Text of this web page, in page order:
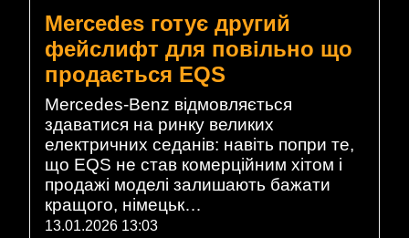
Mercedes готує другий
фейслифт для повільно що
продається EQS
Mercedes-Benz відмовляється
здаватися на ринку великих
електричних седанів: навіть попри те,
що EQS не став комерційним хітом і
продажі моделі залишають бажати
кращого, німецьк…
13.01.2026 13:03